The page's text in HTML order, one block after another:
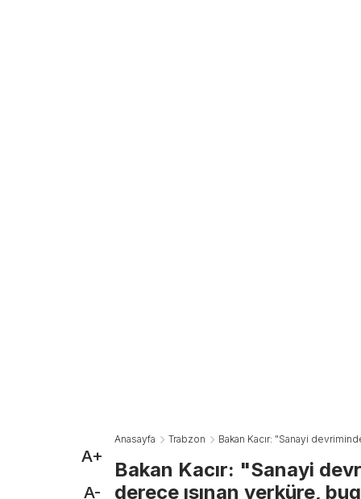
A+
A-
Anasayfa Trabzon Bakan Kacır: "Sanayi
Bakan Kacır: "Sanayi
derece ısınan yerküre,